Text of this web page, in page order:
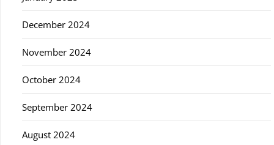
December 2024
November 2024
October 2024
September 2024
August 2024